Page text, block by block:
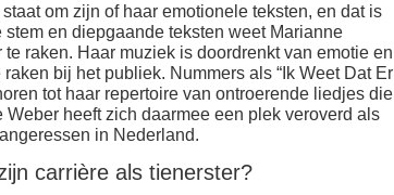
om zijn of haar emotionele teksten, en dat is
en diepgaande teksten weet Marianne
raken. Haar muziek is doordrenkt van emotie en
bij het publiek. Nummers als “Ik Weet Dat Er
tot haar repertoire van ontroerende liedjes die
Weber heeft zich daarmee een plek veroverd als
in Nederland.
carrière als tienerster?